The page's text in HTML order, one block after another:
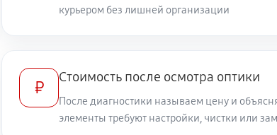
540 руб 60 минут
1710 руб 60 минут
курьером без лишней организации
₽
Стоимость после осмотра оптики
После диагностики называем цену и
элементы требуют настройки, чистки или